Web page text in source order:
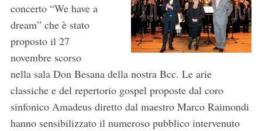
concerto “We have a
dream” che è stato
proposto il 27
novembre scorso
nella sala Don Besana della nostra Bcc. Le arie
classiche e del repertorio gospel proposte dal coro
sinfonico Amadeus diretto dal maestro Marco Raimondi
hanno sensibilizzato il numeroso pubblico intervenuto